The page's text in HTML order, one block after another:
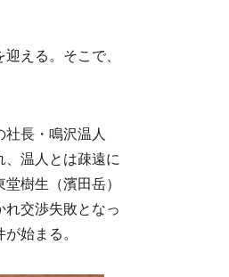
える。そこで、
長・鳴沢温人
、温人とは疎遠に
樹生（濱田岳）
交渉失敗となっ
始まる。